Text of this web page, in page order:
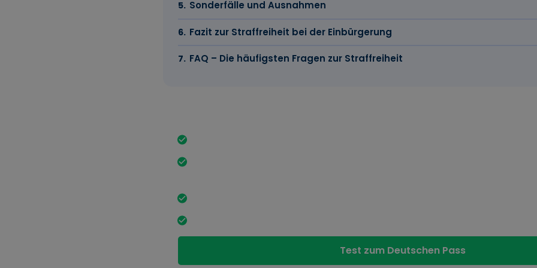
Sonderfälle und Ausnahmen
Fazit zur Straffreiheit bei der Einbürgerung
FAQ – Die häufigsten Fragen zur Straffreiheit
Test zum Deutschen Pass